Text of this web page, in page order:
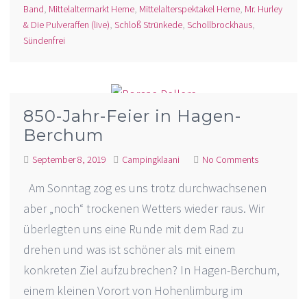
Band, Mittelaltermarkt Herne, Mittelalterspektakel Herne, Mr. Hurley
& Die Pulveraffen (live),Schloß Strünkede,Schollbrockhaus,
Sündenfrei
850-Jahr-Feier in Hagen-
Berchum
September 8, 2019 Campingklaani No Comments
Am Sonntag zog es uns trotz durchwachsenen
aber „noch“ trockenen Wetters wieder raus. Wir
überlegten uns eine Runde mit dem Rad zu
drehen und was ist schöner als mit einem
konkreten Ziel aufzubrechen? In Hagen-Berchum,
einem kleinen Vorort von Hohenlimburg im